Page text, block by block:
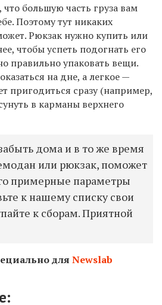
большую часть груза вам
Поэтому тут никаких
Рюкзак нужно купить или
чтобы успеть подогнать его
правильно упаковать вещи.
на дне, а легкое —
пригодиться сразу (например,
в карманы верхнего
дома и в то же время
или рюкзак, поможет
примерные параметры
к нашему списку свои
к сборам. Приятной
для Newslab